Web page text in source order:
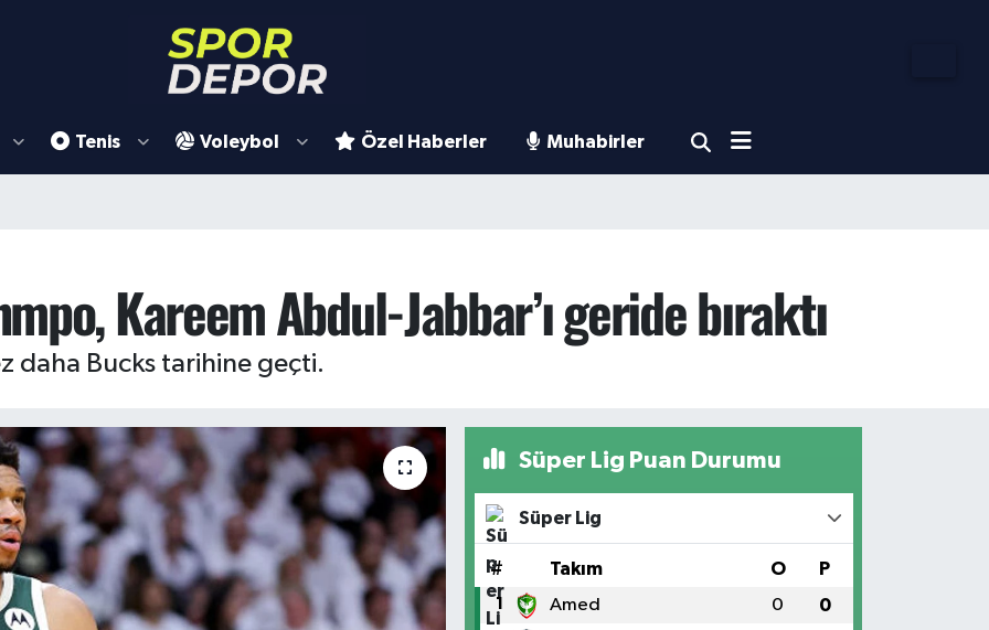
Tenis Voleybol Özel Haberler Muhabirler
Kareem Abdul-Jabbar’ı geride bıraktı
daha Bucks tarihine geçti.
Süper Lig Puan Durumu
Süper Lig
# Takım O P
1 Amed 0 0